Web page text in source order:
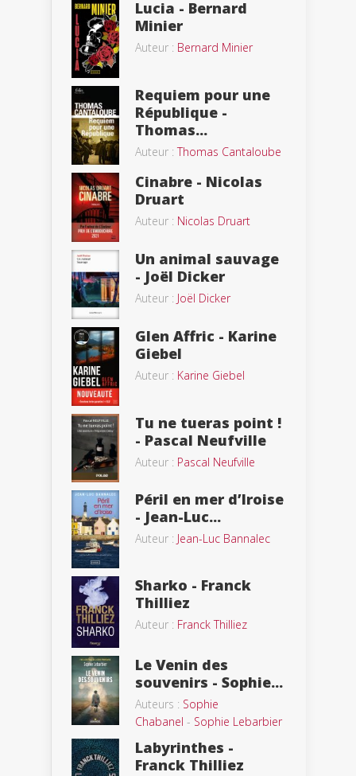
Lucia - Bernard
Minier
Auteur : Bernard Minier
Requiem pour une
République -
Thomas...
Auteur :Thomas Cantaloube
Cinabre - Nicolas
Druart
Auteur : Nicolas Druart
Un animal sauvage
- Joël Dicker
Auteur : Joël Dicker
Glen Affric - Karine
Giebel
Auteur : Karine Giebel
Tu ne tueras point !
- Pascal Neufville
Auteur : Pascal Neufville
Péril en mer d’Iroise
- Jean-Luc...
Auteur : Jean-Luc Bannalec
Sharko - Franck
Thilliez
Auteur : Franck Thilliez
Le Venin des
souvenirs - Sophie...
Auteurs : Sophie
Chabanel - Sophie Lebarbier
Labyrinthes -
Franck Thilliez